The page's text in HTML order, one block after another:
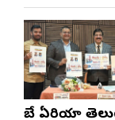
బే ఏరియా